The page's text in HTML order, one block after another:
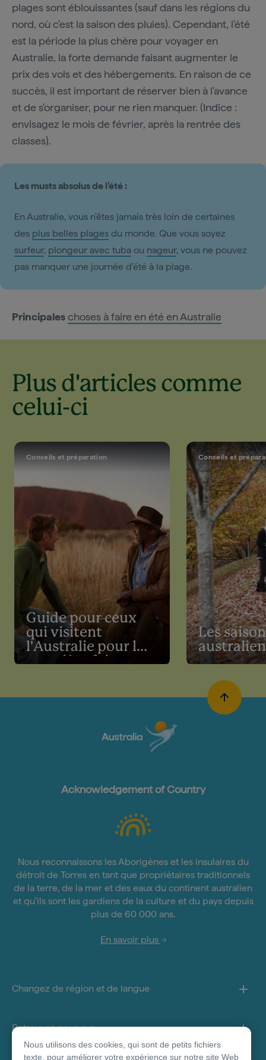
plages sont éblouissantes (sauf dans les régions du
nord, où c'est la saison des pluies). Cependant, l'été
est la période la plus chère pour voyager en
Australie, la forte demande faisant augmenter le
prix des vols et des hébergements. En raison de ce
succès, il est important de réserver bien à l'avance
et de s'organiser, pour ne rien manquer. (Indice :
envisagez le mois de février, après la rentrée des
classes).
Les musts absolus de l'été :
En Australie, vous n'êtes jamais très loin de certaines
des plus belles plages du monde. Que vous soyez
surfeur, plongeur avec tuba ou nageur, vous ne pouvez
pas manquer une journée d'été à la plage.
Principaleschoses à faire en été en Australie
Plus d'articles comme
celui-ci
Conseils et préparation
Guide pour ceux
qui visitent
l'Australie pour la
première fois
Conseils et
Les
Acknowledgement of Country
Nous reconnaissons les Aborigènes et les insulaires du
détroit de Torres en tant que propriétaires traditionnels
de la terre, de la mer et des eaux du continent australien
et qu'ils sont les gardiens de la culture et du pays depuis
plus de 60 000 ans.
En savoir plus
Changez de région et de langue
Retrouvez-nous sur
Nous utilisons des cookies, qui sont de petits fichiers
texte, pour améliorer votre expérience sur notre site Web